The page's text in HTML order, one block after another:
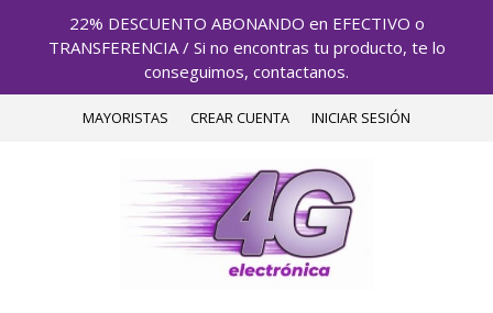
22% DESCUENTO ABONANDO en EFECTIVO o
TRANSFERENCIA / Si no encontras tu producto, te lo
conseguimos, contactanos.
MAYORISTAS CREAR CUENTA INICIAR SESIÓN